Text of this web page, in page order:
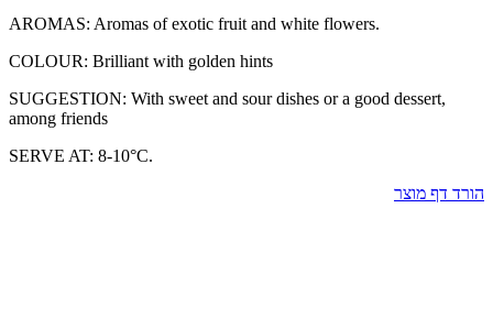
AROMAS: Aromas of exotic fruit and white flowers.
COLOUR: Brilliant with golden hints
SUGGESTION: With sweet and sour dishes or a good dessert,
among friends
SERVE AT: 8-10°C.
הורד דף מוצר